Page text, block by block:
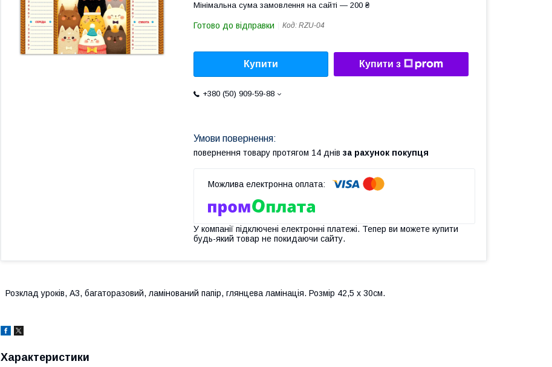
Мінімальна сума замовлення на сайті — 200 ₴
Готово до відправки Код: RZU-04
Купити Купити з
+380 (50) 909-59-88
повернення товару протягом 14 днів за рахунок покупця
У компанії підключені електронні платежі. Тепер ви можете купити
будь-який товар не покидаючи сайту.
Розклад уроків, А3, багаторазовий, ламінований папір, глянцева ламінація. Розмір 42,5 х 30см.
Характеристики